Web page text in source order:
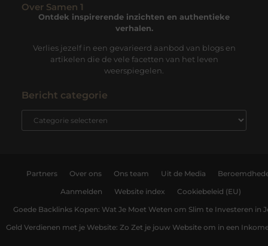
Over Samen 1
Ontdek inspirerende inzichten en authentieke
verhalen.
Verlies jezelf in een gevarieerd aanbod van blogs en
artikelen die de vele facetten van het leven
weerspiegelen.
Bericht categorie
Partners Over ons Ons team Uit de Media
Aanmelden Website index Cookiebeleid (EU)
Goede Backlinks Kopen: Wat Je Moet Weten om Slim te Investeren in
Geld Verdienen met je Website: Zo Zet je jouw Website om in een